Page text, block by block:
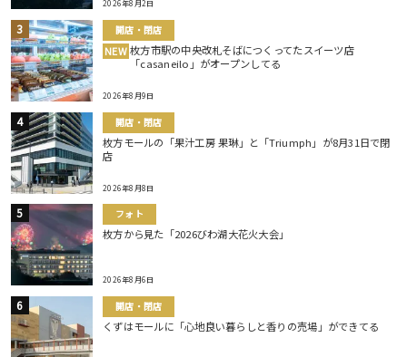
2026年8月2日
開店・閉店
NEW 枚方市駅の中央改札そばにつくってたスイーツ店
「casaneilo」がオープンしてる
2026年8月9日
開店・閉店
枚方モールの「果汁工房 果琳」と「Triumph」が8月31日で閉
店
2026年8月8日
フォト
枚方から見た「2026びわ湖大花火大会」
2026年8月6日
開店・閉店
くずはモールに「心地良い暮らしと香りの売場」ができてる